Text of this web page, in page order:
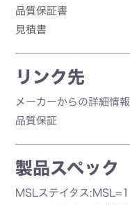
品質保証書
見積書
リンク先
メーカーからの詳細情報
品質保証
製品スペック
MSLステイタス:MSL=1